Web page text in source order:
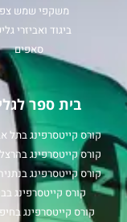
משקפי שמש
ביגוד ואביזרי
סאפים
בית ספר
קורס קייטסרפינג בתל
קורס קייטסרפינג
קורס קייטסרפינג
קורס קייטסרפינג
קורס קייטסרפינג